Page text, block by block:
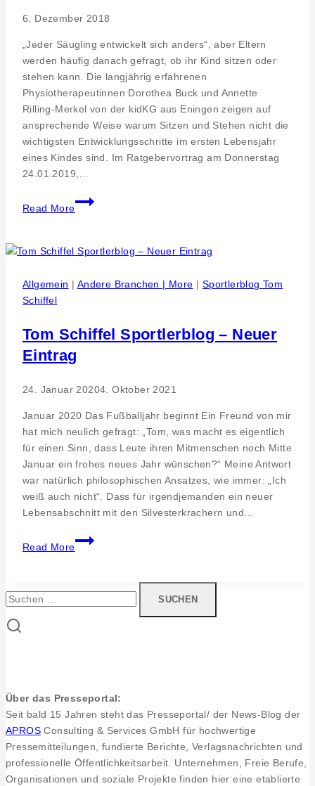
6. Dezember 2018
„Jeder Säugling entwickelt sich anders“, aber Eltern
werden häufig danach gefragt, ob ihr Kind sitzen oder
stehen kann. Die langjährig erfahrenen
Physiotherapeutinnen Dorothea Buck und Annette
Rilling-Merkel von der kidKG aus Eningen zeigen auf
ansprechende Weise warum Sitzen und Stehen nicht die
wichtigsten Entwicklungsschritte im ersten Lebensjahr
eines Kindes sind. Im Ratgebervortrag am Donnerstag
24.01.2019,…
Read More
Gesunde
Gemeinde
–
Vortrag
am
24.
Januar
Allgemein | Andere Branchen | More | Sportlerblog Tom
Schiffel
Tom Schiffel Sportlerblog – Neuer
Eintrag
24. Januar 20204. Oktober 2021
Januar 2020 Das Fußballjahr beginnt Ein Freund von mir
hat mich neulich gefragt: „Tom, was macht es eigentlich
für einen Sinn, dass Leute ihren Mitmenschen noch Mitte
Januar ein frohes neues Jahr wünschen?“ Meine Antwort
war natürlich philosophischen Ansatzes, wie immer: „Ich
weiß auch nicht“. Dass für irgendjemanden ein neuer
Lebensabschnitt mit den Silvesterkrachern und…
Read More
Tom
Schiffel
Suchen
nach:
Über das Presseportal:
Seit bald 15 Jahren steht das Presseportal/ der News-Blog der
APROS Consulting & Services GmbH für hochwertige
Pressemitteilungen, fundierte Berichte, Verlagsnachrichten und
professionelle Öffentlichkeitsarbeit. Unternehmen, Freie Berufe,
Organisationen und soziale Projekte finden hier eine etablierte